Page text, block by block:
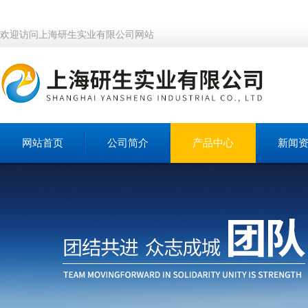
欢迎访问上海研生实业有限公司网站
网站首页 公司简介 产品中心 新闻